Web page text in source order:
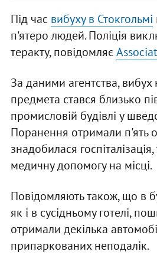
Під час вибуху в Стокгольмі
п'ятеро людей. Поліція
теракту, повідомляє
За даними агентства, вибух
предмета стався близько
промисловій будівлі у
Поранення отримали п'ять
знадобилася
медичну допомогу на місці.
Повідомляють також, що в
як і в сусідньому готелі,
отримали декілька
припаркованих неподалік.